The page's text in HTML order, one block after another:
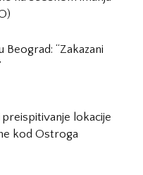
Beograd: “Zakazani
lokacije
kod Ostroga